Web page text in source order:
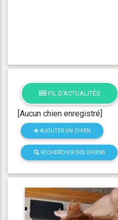
FIL D'ACTUALITÉS
[Aucun chien enregistré]
AJOUTER UN CHIEN
RECHERCHER DES CHIENS